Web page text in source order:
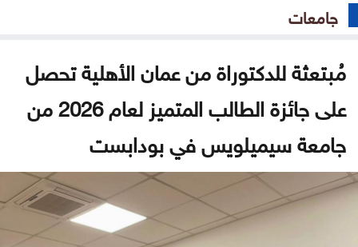
جامعات
مُبتعثة للدكتوراة من عمان الأهلية تحصل
على جائزة الطالب المتميز لعام 2026 من
جامعة سيميلويس في بودابست